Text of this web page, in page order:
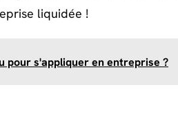
liquidée !
pour s'appliquer en entreprise ?